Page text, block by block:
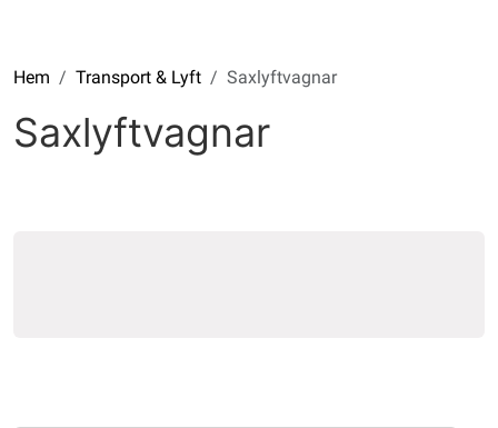
Hem Transport & Lyft Saxlyftvagnar
Saxlyftvagnar